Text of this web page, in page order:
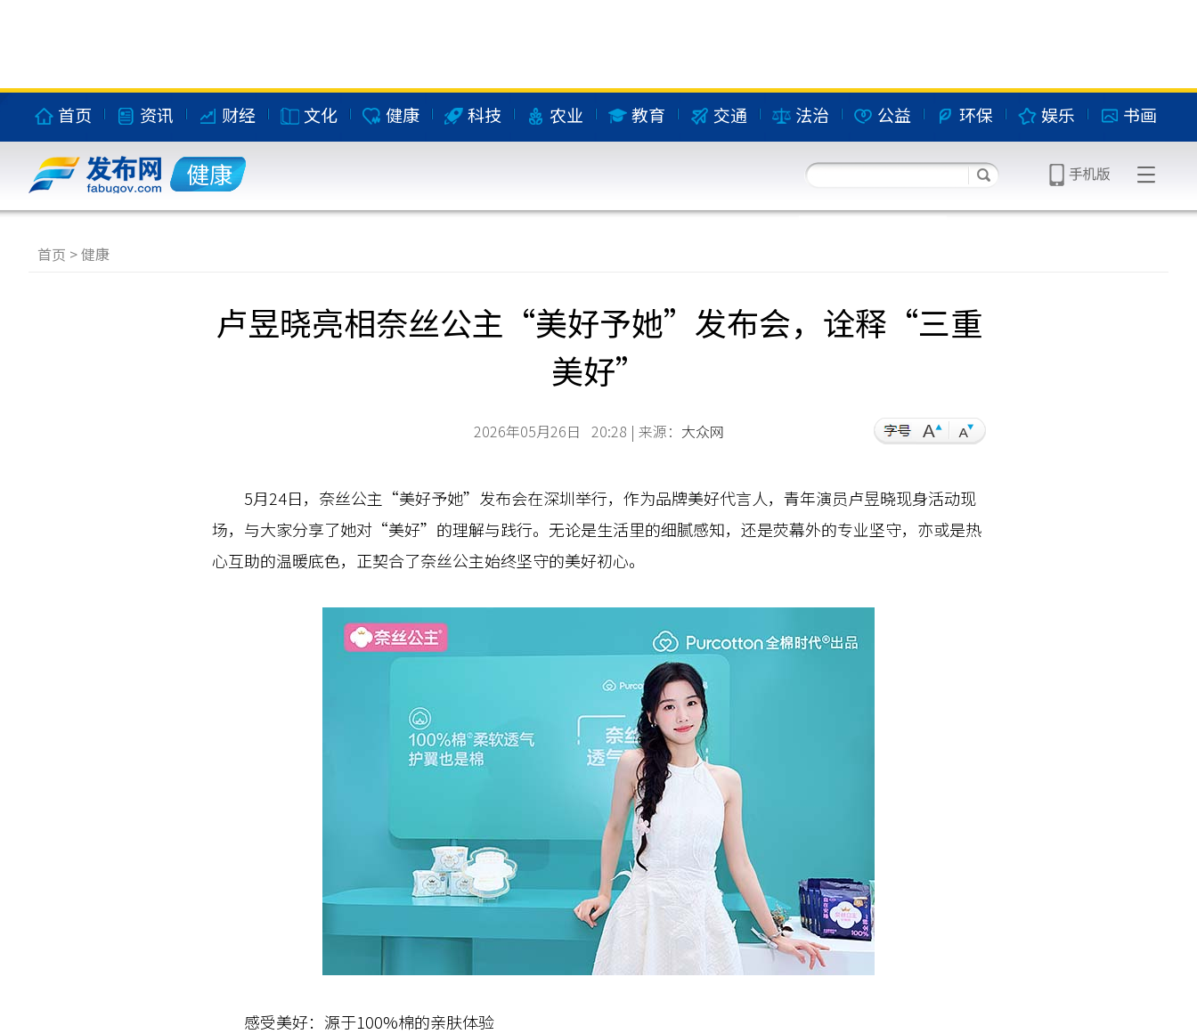
首页 资讯 财经 文化 健康 科技 农业 教育 交通 法治 公益 环保 娱乐 书画
健康
首页 >健康
卢昱晓亮相奈丝公主“美好予她”发布会，诠释“三重
美好”
2026年05月26日 20:28 | 来源： 大众网
5月24日，奈丝公主“美好予她”发布会在深圳举行，作为品牌美好代言人，青年演员卢昱晓现身活动现
场，与大家分享了她对“美好”的理解与践行。无论是生活里的细腻感知，还是荧幕外的专业坚守，亦或是热
心互助的温暖底色，正契合了奈丝公主始终坚守的美好初心。
感受美好：源于100%棉的亲肤体验